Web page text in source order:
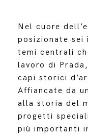
Nel cuore
posizionate sei
temi centrali
lavoro di
capi storici
Affiancate da
alla storia del
progetti
più importanti